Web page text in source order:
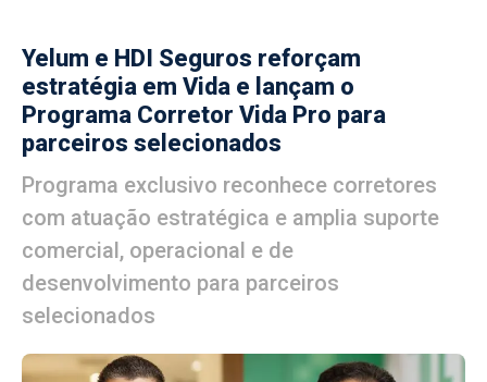
Yelum e HDI Seguros reforçam
estratégia em Vida e lançam o
Programa Corretor Vida Pro para
parceiros selecionados
Programa exclusivo reconhece corretores
com atuação estratégica e amplia suporte
comercial, operacional e de
desenvolvimento para parceiros
selecionados